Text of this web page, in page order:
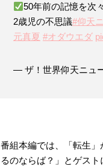
50年前の記憶を次
2歳児の不思議#仰天
元真夏 #オダウエダ
— ザ！世界仰天ニュ
番組本編では、「転生
るのならば？」とゲスト